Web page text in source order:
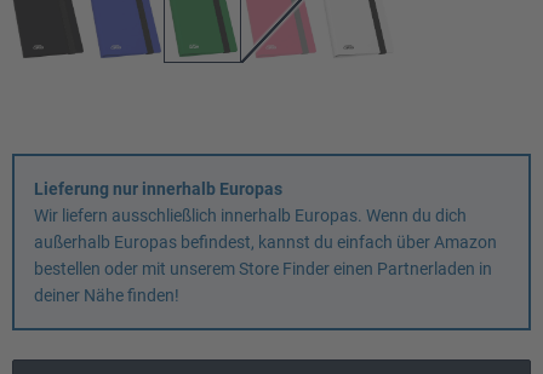
Lieferung nur innerhalb Europas
Wir liefern ausschließlich innerhalb Europas. Wenn du dich
außerhalb Europas befindest, kannst du einfach über Amazon
bestellen oder mit unserem Store Finder einen Partnerladen in
deiner Nähe finden!